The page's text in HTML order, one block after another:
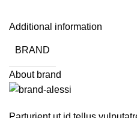
Additional information
BRAND
About brand